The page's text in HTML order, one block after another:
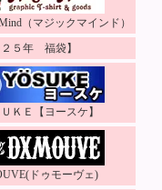
（マジックマインド）
２５年 福袋】
ＫＥ【ヨースケ】
ドゥモーヴェ)